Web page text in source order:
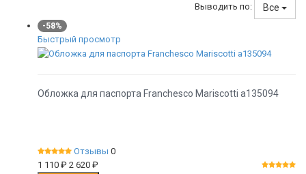
Выводить по: Все
-58%
Быстрый просмотр
Обложка для паспорта Franchesco Mariscotti а135094
Отзывы 0
1 110 ₽ 2 620 ₽